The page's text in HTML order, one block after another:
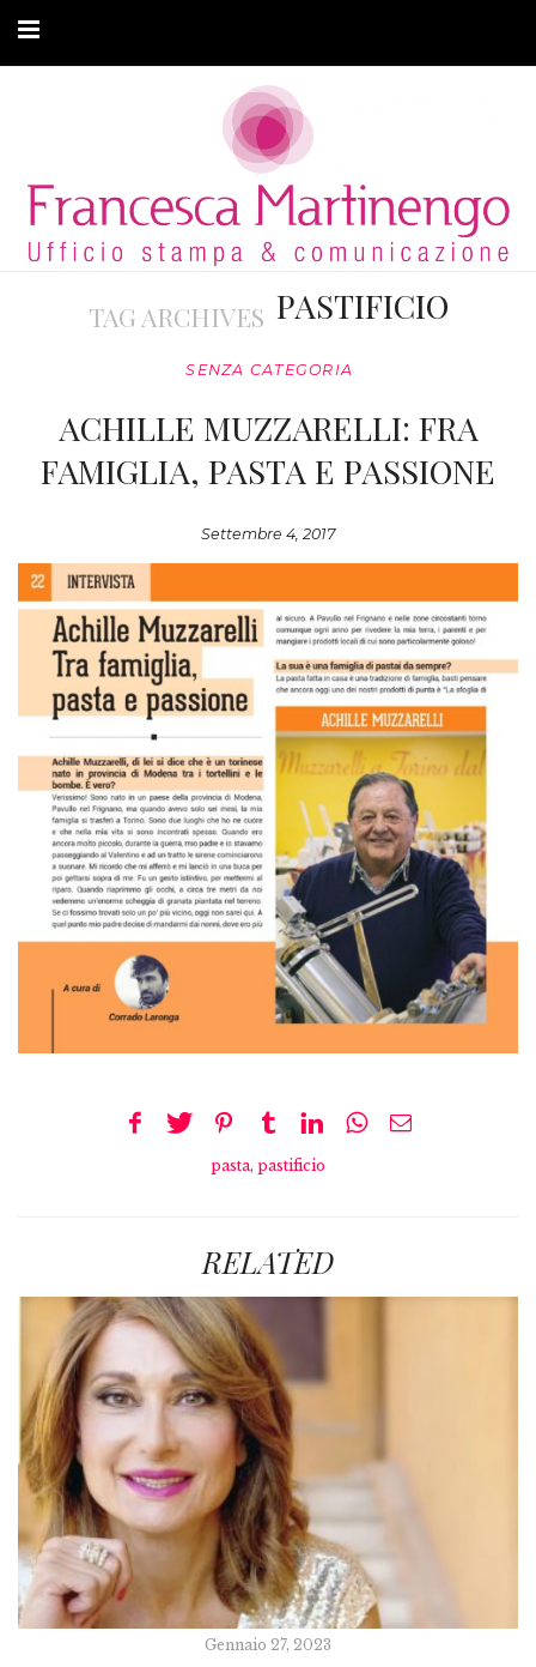
ARTICOLI
MODA ADATTIVA
CONTATTITAG ARCHIVES PASTIFICIO
SENZA CATEGORIA
ACHILLE MUZZARELLI: FRA
FAMIGLIA, PASTA E PASSIONE
Settembre 4, 2017
pasta, pastificio
RELATED
Gennaio 27, 2023